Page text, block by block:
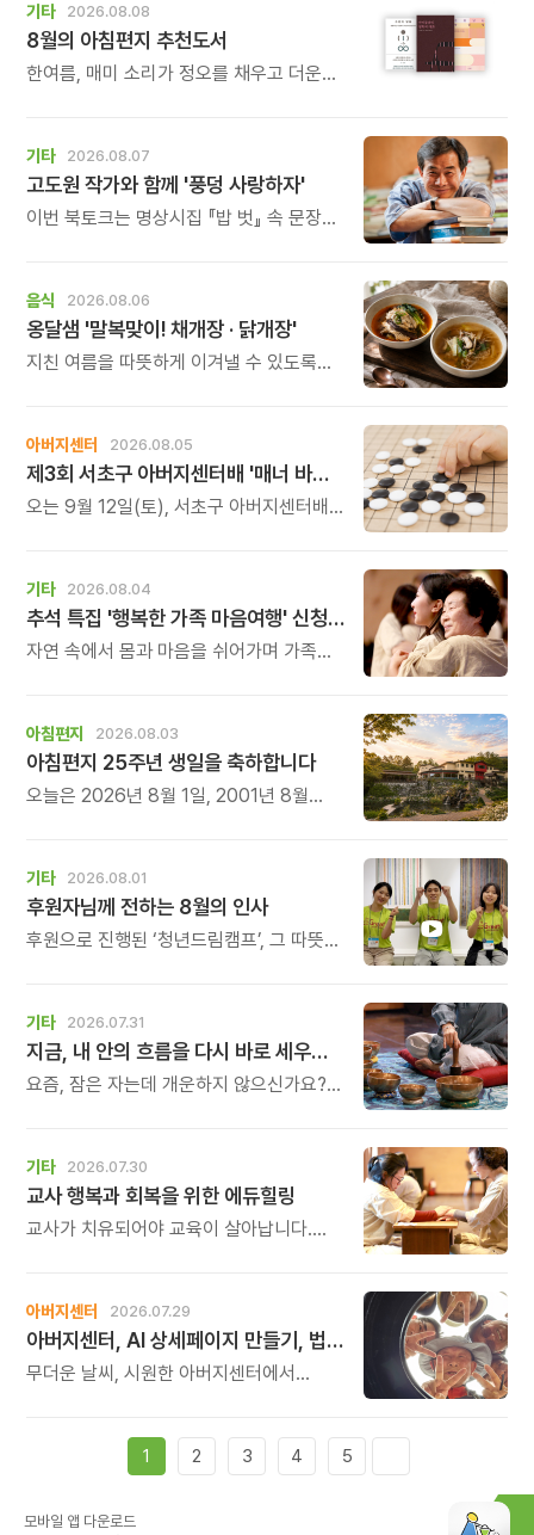
기타 2026.08.08
8월의 아침편지 추천도서
한여름, 매미 소리가 정오를 채우고 더운
기타 2026.08.07
고도원 작가와 함께 '풍덩 사랑하자'
이번 북토크는 명상시집 『밥 벗』 속 문장을
음식 2026.08.06
옹달샘 '말복맞이! 채개장 · 닭개장'
지친 여름을 따뜻하게 이겨낼 수 있도록
아버지센터 2026.08.05
제3회 서초구 아버지센터배 '매너 바둑왕' 대회
오는 9월 12일(토), 서초구 아버지센터배
기타 2026.08.04
추석 특집 '행복한 가족 마음여행' 신청 안내
자연 속에서 몸과 마음을 쉬어가며 가족의
아침편지 2026.08.03
아침편지 25주년 생일을 축하합니다
오늘은 2026년 8월 1일, 2001년 8월
기타 2026.08.01
후원자님께 전하는 8월의 인사
후원으로 진행된 ‘청년드림캠프’, 그 따뜻한
기타 2026.07.31
지금, 내 안의 흐름을 다시 바로 세우고 싶다면
요즘, 잠은 자는데 개운하지 않으신가요?
쉬어도 회복되지 않는 건 몸이 아니라
‘에너지의 흐름’이 흐트러졌기 때문입니다.
기타 2026.07.30
교사 행복과 회복을 위한 에듀힐링
교사가 치유되어야 교육이 살아납니다.
교육의 중심에 있는 나 자신을 돌보고
회복하는 시간입니다. 누군가를 가르치기
위해 애써온 시간만큼, 이제는 자신을 위한
쉼과 치유의 시간을 선물해 보시기
아버지센터 2026.07.29
아버지센터, AI 상세페이지 만들기, 법인사용설명서, 사진 일일특강, 숏츠 만들기 등 8월 프로그램 신청하세요
무더운 날씨, 시원한 아버지센터에서
1 2 3 4 5
모바일 앱 다운로드